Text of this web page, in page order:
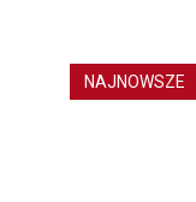
NAJNOWSZE